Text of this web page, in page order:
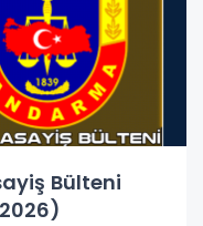
Bülteni